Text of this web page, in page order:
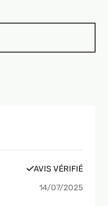
AVIS VÉRIFIÉ
14/07/2025